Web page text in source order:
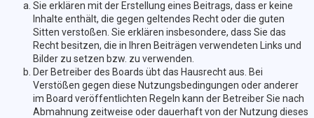
Sie erklären mit der Erstellung eines Beitrags, dass er keine
Inhalte enthält, die gegen geltendes Recht oder die guten
Sitten verstoßen. Sie erklären insbesondere, dass Sie das
Recht besitzen, die in Ihren Beiträgen verwendeten Links und
Bilder zu setzen bzw. zu verwenden.
Der Betreiber des Boards übt das Hausrecht aus. Bei
Verstößen gegen diese Nutzungsbedingungen oder anderer
im Board veröffentlichten Regeln kann der Betreiber Sie nach
Abmahnung zeitweise oder dauerhaft von der Nutzung dieses